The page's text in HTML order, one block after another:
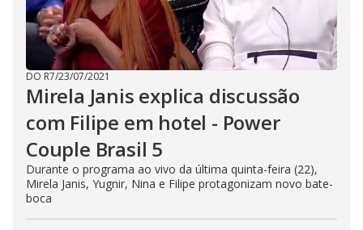
DO R7/23/07/2021
Mirela Janis explica discussão
com Filipe em hotel - Power
Couple Brasil 5
Durante o programa ao vivo da última quinta-feira (22),
Mirela Janis, Yugnir, Nina e Filipe protagonizam novo bate-
boca